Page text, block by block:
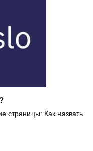
страницы: Как назвать